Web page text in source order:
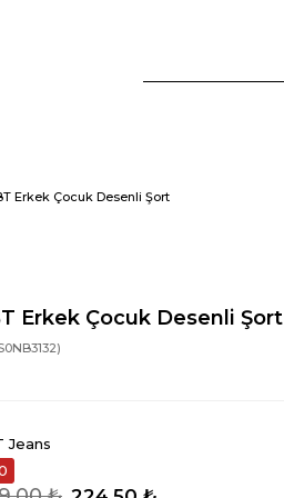
Erkek Çocuk Desenli Şort
Erkek Çocuk Desenli Şort
Jeans